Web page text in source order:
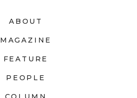
ABOUT
MAGAZINE
FEATURE
PEOPLE